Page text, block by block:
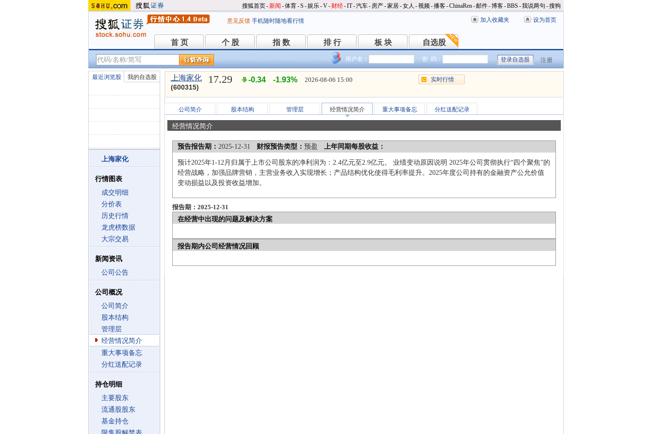
搜狐首页-新闻 -体育-S -娱乐-V- 财经-IT-汽车- 房产-家居-女人 -视频-播客-ChinaRen-邮件-博客-BBS -我说两句 -搜狗
意见反馈 手机随时随地看行情 加入收藏夹 设为首页
首 页
首 页 个 股
个 股 指 数
指 数 排 行
排 行 板 块
板 块 自选股
自选股
用户名： 密 码： 注册
最近浏览股 我的自选股
上海家化
行情图表
成交明细
分价表
历史行情
龙虎榜数据
大宗交易
新闻资讯
公司公告
公司概况
公司简介
股本结构
管理层
经营情况简介
重大事项备忘
分红送配记录
持仓明细
主要股东
流通股股东
基金持仓
上海家化
(600315)
17.29 -0.34 -1.93% 2026-08-06 15:00 实时行情
公司简介 股本结构 管理层 经营情况简介 重大事项备忘 分红送配记录
经营情况简介
预告报告期： 2025-12-31 财报预告类型： 预盈 上年同期每股收益：
预计2025年1-12月归属于上市公司股东的净利润为：2.4亿元至2.9亿元。 业绩变动原因说明 2025年公司贯彻执行“四个聚焦”的
经营战略，加强品牌营销，主营业务收入实现增长；产品结构优化使得毛利率提升。2025年度公司持有的金融资产公允价值
变动损益以及投资收益增加。
报告期：2025-12-31
在经营中出现的问题及解决方案
报告期内公司经营情况回顾